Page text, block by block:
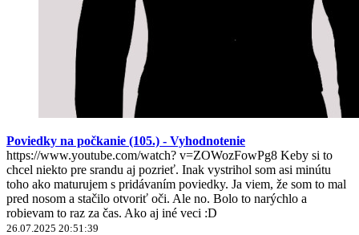
Poviedky na počkanie (105.) - Vyhodnotenie
https://www.youtube.com/watch? v=ZOWozFowPg8 Keby si to
chcel niekto pre srandu aj pozrieť. Inak vystrihol som asi minútu
toho ako maturujem s pridávaním poviedky. Ja viem, že som to mal
pred nosom a stačilo otvoriť oči. Ale no. Bolo to narýchlo a
robievam to raz za čas. Ako aj iné veci :D
26.07.2025 20:51:39